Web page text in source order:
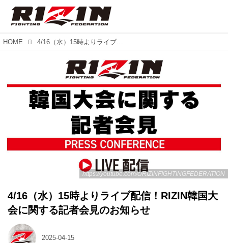
HOME 4/16（水）15時よりライブ配信！RIZIN韓国大会に関する記者会見のお知らせ
https://youtube.com/c/RIZINFIGHTINGFEDERATION
4/16（水）15時よりライブ配信！RIZIN韓国大
会に関する記者会見のお知らせ
2025-04-15